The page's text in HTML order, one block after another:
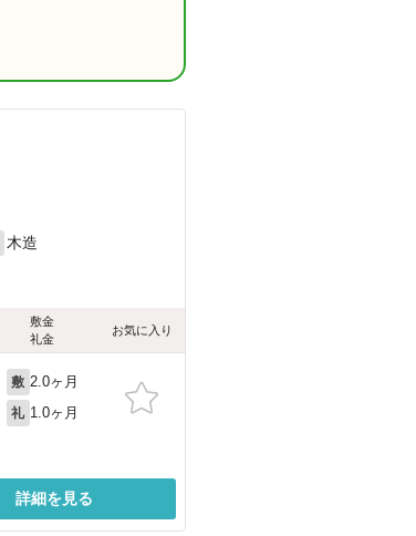
木造
敷金
礼金
お気に入り
敷 2.0ヶ月
礼 1.0ヶ月
詳細を見る